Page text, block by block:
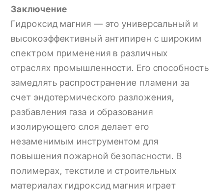
Заключение
Гидроксид магния — это универсальный и
высокоэффективный антипирен с широким
спектром применения в различных
отраслях промышленности. Его способность
замедлять распространение пламени за
счет эндотермического разложения,
разбавления газа и образования
изолирующего слоя делает его
незаменимым инструментом для
повышения пожарной безопасности. В
полимерах, текстиле и строительных
материалах гидроксид магния играет